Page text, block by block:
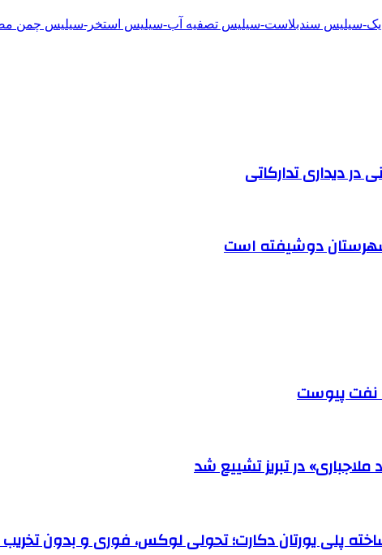
یک-سیلیس سندبلاست-سیلیس تصفیه آب-سیلیس استخر-سیلیس چمن
در دیداری تدارکاتی
نفت پیوست
در تبریز تشییع شد
پلی یورتان دکارت؛ تحولی لوکس، فوری و بدون